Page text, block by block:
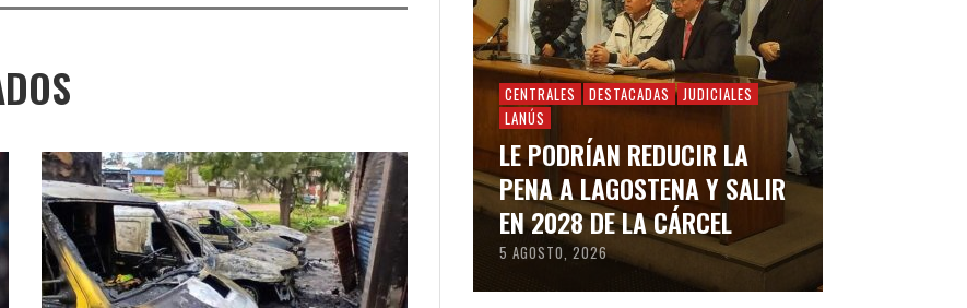
CENTRALES DESTACADAS
JUDICIALES
LANÚS
LE PODRÍAN REDUCIR LA
PENA A LAGOSTENA Y SALIR
EN 2028 DE LA CÁRCEL
5 AGOSTO, 2026